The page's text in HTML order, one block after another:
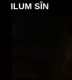
ILUM SÎN